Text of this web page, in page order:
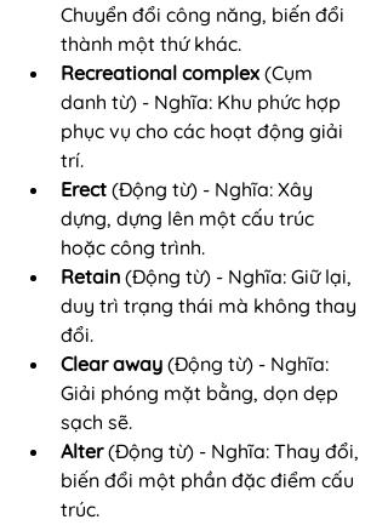
Chuyển đổi công năng, biến đổi
thành một thứ khác.
Recreational complex (Cụm
danh từ) - Nghĩa: Khu phức hợp
phục vụ cho các hoạt động giải
trí.
Erect (Động từ) - Nghĩa: Xây
dựng, dựng lên một cấu trúc
hoặc công trình.
Retain (Động từ) - Nghĩa: Giữ lại,
duy trì trạng thái mà không thay
đổi.
Clear away (Động từ) - Nghĩa:
Giải phóng mặt bằng, dọn dẹp
sạch sẽ.
Alter (Động từ) - Nghĩa: Thay đổi,
biến đổi một phần đặc điểm cấu
trúc.